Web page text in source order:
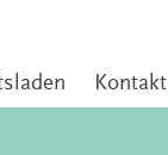
Kontakt